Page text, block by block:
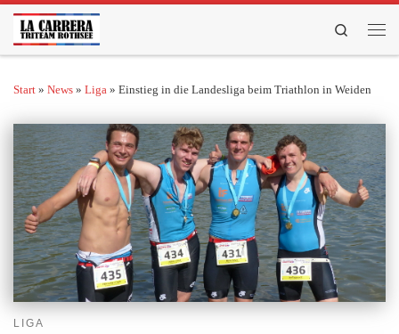
Zum Inhalt springen
Search
Start » News » Liga » Einstieg in die Landesliga beim Triathlon in Weiden
LIGA